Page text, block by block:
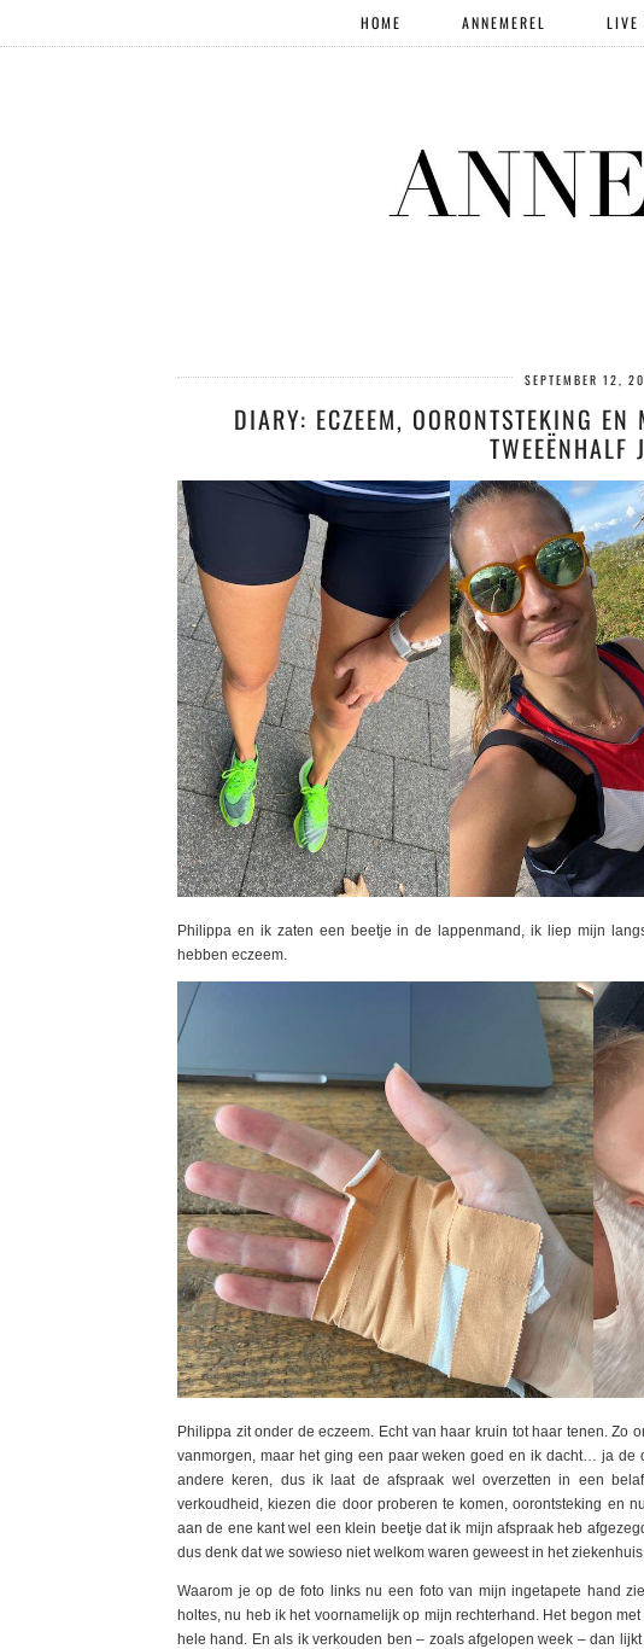
HOME ANNEMEREL LIVE
SEPTEMBER 12,
DIARY: ECZEEM, OORONTSTEKING
TWEEËNHALF
Philippa en ik zaten een beetje in de lappenmand, ik liep mijn
hebben eczeem.
Philippa zit onder de eczeem. Echt van haar kruin tot haar tenen. Zo
vanmorgen, maar het ging een paar weken goed en ik dacht… ja de
andere keren, dus ik laat de afspraak wel overzetten in een
verkoudheid, kiezen die door proberen te komen, oorontsteking en
aan de ene kant wel een klein beetje dat ik mijn afspraak heb
dus denk dat we sowieso niet welkom waren geweest in het
Waarom je op de foto links nu een foto van mijn ingetapete hand
holtes, nu heb ik het voornamelijk op mijn rechterhand. Het begon
hele hand. En als ik verkouden ben – zoals afgelopen week – dan